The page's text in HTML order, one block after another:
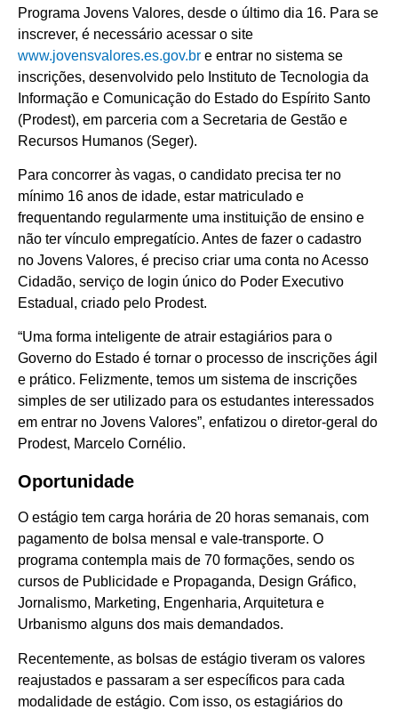
Programa Jovens Valores, desde o último dia 16. Para se
inscrever, é necessário acessar o site
www.jovensvalores.es.gov.br e entrar no sistema se
inscrições, desenvolvido pelo Instituto de Tecnologia da
Informação e Comunicação do Estado do Espírito Santo
(Prodest), em parceria com a Secretaria de Gestão e
Recursos Humanos (Seger).
Para concorrer às vagas, o candidato precisa ter no
mínimo 16 anos de idade, estar matriculado e
frequentando regularmente uma instituição de ensino e
não ter vínculo empregatício. Antes de fazer o cadastro
no Jovens Valores, é preciso criar uma conta no Acesso
Cidadão, serviço de login único do Poder Executivo
Estadual, criado pelo Prodest.
“Uma forma inteligente de atrair estagiários para o
Governo do Estado é tornar o processo de inscrições ágil
e prático. Felizmente, temos um sistema de inscrições
simples de ser utilizado para os estudantes interessados
em entrar no Jovens Valores”, enfatizou o diretor-geral do
Prodest, Marcelo Cornélio.
Oportunidade
O estágio tem carga horária de 20 horas semanais, com
pagamento de bolsa mensal e vale-transporte. O
programa contempla mais de 70 formações, sendo os
cursos de Publicidade e Propaganda, Design Gráfico,
Jornalismo, Marketing, Engenharia, Arquitetura e
Urbanismo alguns dos mais demandados.
Recentemente, as bolsas de estágio tiveram os valores
reajustados e passaram a ser específicos para cada
modalidade de estágio. Com isso, os estagiários do